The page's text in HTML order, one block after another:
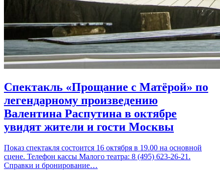
Спектакль «Прощание с Матёрой» по
легендарному произведению
Валентина Распутина в октябре
увидят жители и гости Москвы
Показ спектакля состоится 16 октября в 19.00 на основной
сцене. Телефон кассы Малого театра: 8 (495) 623-26-21.
Справки и бронирование…